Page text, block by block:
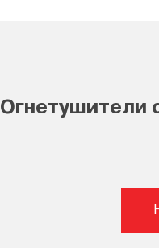
Огнетушители